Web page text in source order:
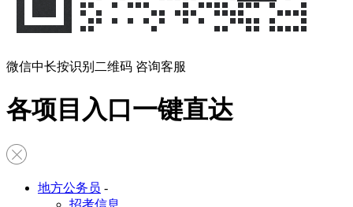
微信中长按识别二维码 咨询客服
各项目入口一键直达
地方公务员 -